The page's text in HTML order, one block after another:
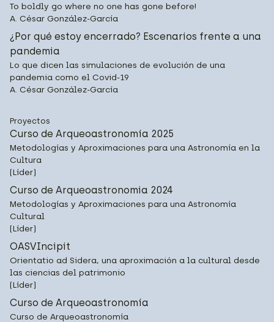
To boldly go where no one has gone before!
A. César González-García
¿Por qué estoy encerrado? Escenarios frente a una
pandemia
Lo que dicen las simulaciones de evolución de una
pandemia como el Covid-19
A. César González-García
Proyectos
Curso de Arqueoastronomía 2025
Metodologías y Aproximaciones para una Astronomía en la
Cultura
(Líder)
Curso de Arqueoastronomia 2024
Metodologías y Aproximaciones para una Astronomía
Cultural
(Líder)
OASVIncipit
Orientatio ad Sidera, una aproximación a la cultural desde
las ciencias del patrimonio
(Líder)
Curso de Arqueoastronomía
Curso de Arqueoastronomía